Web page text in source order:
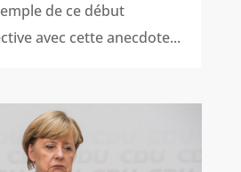
de ce début
avec cette anecdote...